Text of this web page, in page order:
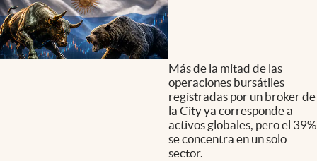
Más de la mitad de las
operaciones bursátiles
registradas por un broker de
la City ya corresponde a
activos globales, pero el 39%
se concentra en un solo
sector.